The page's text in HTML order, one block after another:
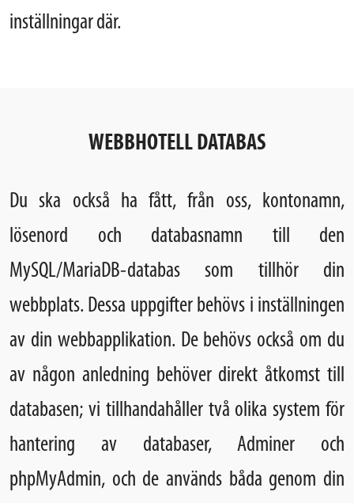
inställningar där.
WEBBHOTELL DATABAS
Du ska också ha fått, från oss, kontonamn,
lösenord och databasnamn till den
MySQL/MariaDB-databas som tillhör din
webbplats. Dessa uppgifter behövs i inställningen
av din webbapplikation. De behövs också om du
av någon anledning behöver direkt åtkomst till
databasen; vi tillhandahåller två olika system för
hantering av databaser, Adminer och
phpMyAdmin, och de används båda genom din